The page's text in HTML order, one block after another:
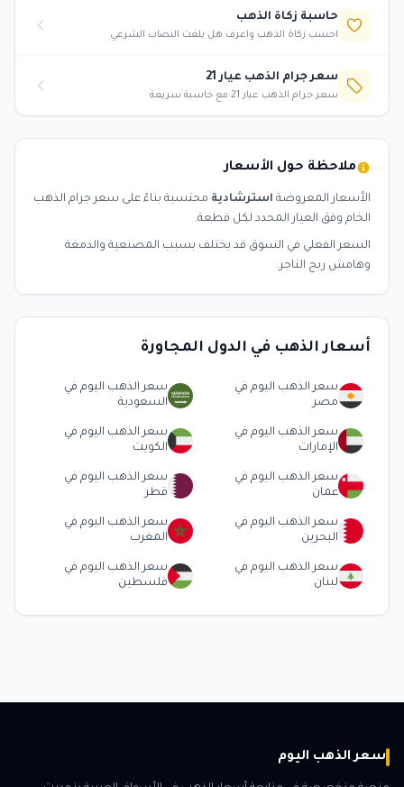
حاسبة زكاة الذهب
احسب زكاة الذهب واعرف هل بلغت النصاب الشرعي
سعر جرام الذهب عيار 21
سعر جرام الذهب عيار 21 مع حاسبة سريعة
ملاحظة حول الأسعار
الأسعار المعروضة استرشادية محتسبة بناءً على سعر جرام الذهب
الخام وفق العيار المحدد لكل قطعة.
السعر الفعلي في السوق قد يختلف بسبب المصنعية والدمغة
وهامش ربح التاجر.
أسعار الذهب في الدول المجاورة
سعر الذهب اليوم في
مصر
سعر الذهب اليوم في
السعودية
سعر الذهب اليوم في
الإمارات
سعر الذهب اليوم في
الكويت
سعر الذهب اليوم في
عمان
سعر الذهب اليوم في
قطر
سعر الذهب اليوم في
البحرين
سعر الذهب اليوم في
المغرب
سعر الذهب اليوم في
لبنان
سعر الذهب اليوم في
فلسطين
سعر الذهب اليوم